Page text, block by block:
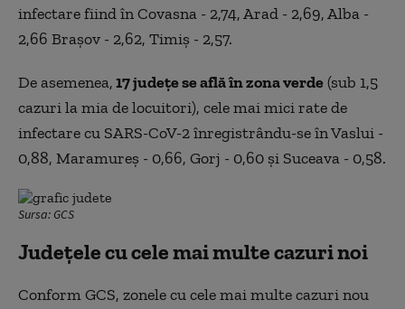
infectare fiind în Covasna - 2,74, Arad - 2,69, Alba -
2,66 Braşov - 2,62, Timiş - 2,57.
De asemenea,17 judeţe se află în zona verde(sub 1,5
cazuri la mia de locuitori), cele mai mici rate de
infectare cu SARS-CoV-2 înregistrându-se în Vaslui -
0,88, Maramureş - 0,66, Gorj - 0,60 şi Suceava - 0,58.
Sursa: GCS
Județele cu cele mai multe cazuri noi
Conform GCS, zonele cu cele mai multe cazuri nou